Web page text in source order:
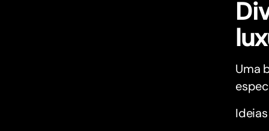
Uma